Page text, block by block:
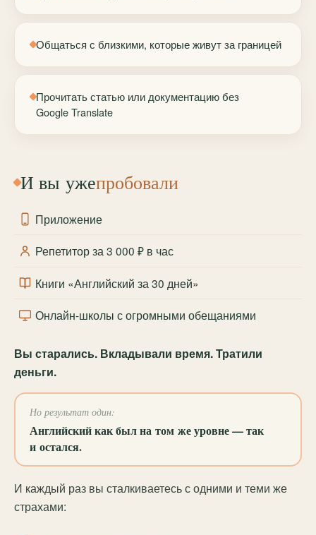
Общаться с близкими, которые живут за границей
Прочитать статью или документацию без
Google Translate
И вы ужепробовали
Приложение
Репетитор за 3 000 ₽ в час
Книги «Английский за 30 дней»
Онлайн-школы с огромными обещаниями
Вы старались. Вкладывали время. Тратили
деньги.
Но результат один:
Английский как был на том же уровне — так
и остался.
И каждый раз вы сталкиваетесь с одними и теми же
страхами: